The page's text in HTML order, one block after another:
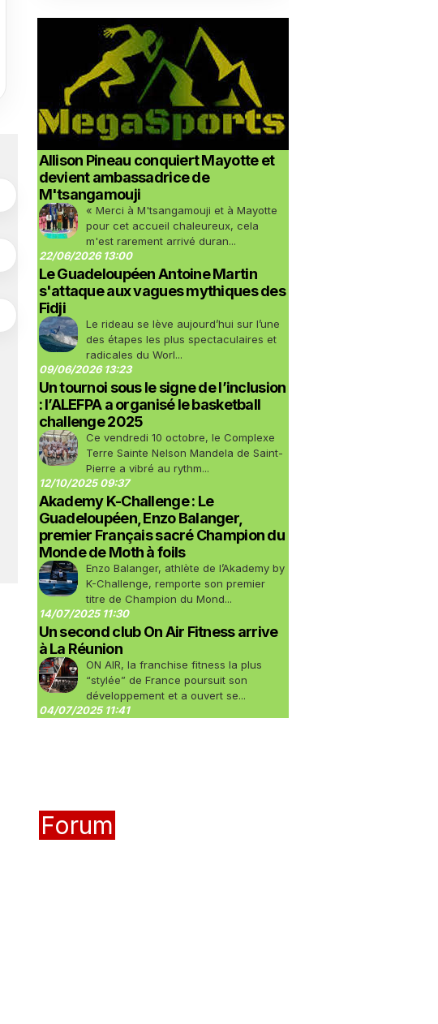
Allison Pineau conquiert Mayotte et
devient ambassadrice de
M'tsangamouji
« Merci à M'tsangamouji et à Mayotte
pour cet accueil chaleureux, cela
m'est rarement arrivé duran...
22/06/2026 13:00
Le Guadeloupéen Antoine Martin
s'attaque aux vagues mythiques des
Fidji
Le rideau se lève aujourd’hui sur l’une
des étapes les plus spectaculaires et
radicales du Worl...
09/06/2026 13:23
Un tournoi sous le signe de l’inclusion
: l’ALEFPA a organisé le basketball
challenge 2025
Ce vendredi 10 octobre, le Complexe
Terre Sainte Nelson Mandela de Saint-
Pierre a vibré au rythm...
12/10/2025 09:37
Akademy K-Challenge : Le
Guadeloupéen, Enzo Balanger,
premier Français sacré Champion du
Monde de Moth à foils
Enzo Balanger, athlète de l’Akademy by
K-Challenge, remporte son premier
titre de Champion du Mond...
14/07/2025 11:30
Un second club On Air Fitness arrive
à La Réunion
ON AIR, la franchise fitness la plus
“stylée” de France poursuit son
développement et a ouvert se...
04/07/2025 11:41
Forum